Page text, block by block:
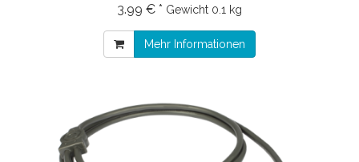
3.99 € * Gewicht 0.1 kg
Mehr Informationen